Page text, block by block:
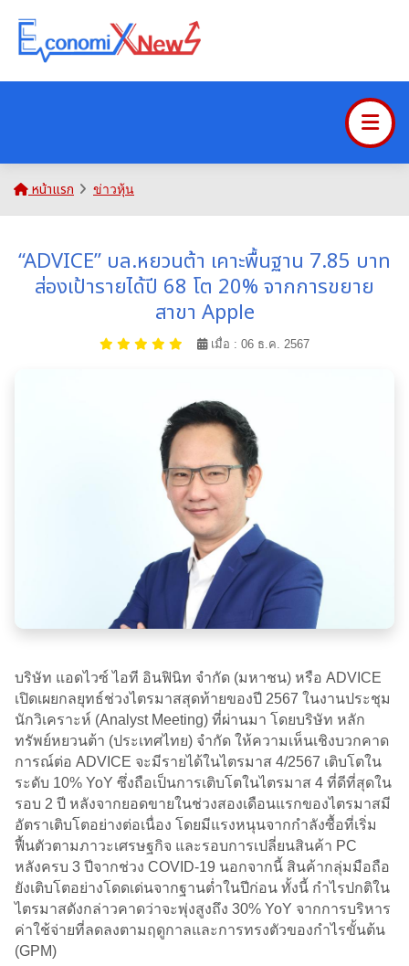
หน้าแรก ข่าวหุ้น
“ADVICE” บล.หยวนต้า เคาะพื้นฐาน 7.85 บาท
ส่องเป้ารายได้ปี 68 โต 20% จากการขยาย
สาขา Apple
เมื่อ : 06 ธ.ค. 2567
บริษัท แอดไวซ์ ไอที อินฟินิท จำกัด (มหาชน) หรือ ADVICE
เปิดเผยกลยุทธ์ช่วงไตรมาสสุดท้ายของปี 2567 ในงานประชุม
นักวิเคราะห์ (Analyst Meeting) ที่ผ่านมา โดยบริษัท หลัก
ทรัพย์หยวนต้า (ประเทศไทย) จำกัด ให้ความเห็นเชิงบวกคาด
การณ์ต่อ ADVICE จะมีรายได้ในไตรมาส 4/2567 เติบโตใน
ระดับ 10% YoY ซึ่งถือเป็นการเติบโตในไตรมาส 4 ที่ดีที่สุดใน
รอบ 2 ปี หลังจากยอดขายในช่วงสองเดือนแรกของไตรมาสมี
อัตราเติบโตอย่างต่อเนื่อง โดยมีแรงหนุนจากกำลังซื้อที่เริ่ม
ฟื้นตัวตามภาวะเศรษฐกิจ และรอบการเปลี่ยนสินค้า PC
หลังครบ 3 ปีจากช่วง COVID-19 นอกจากนี้ สินค้ากลุ่มมือถือ
ยังเติบโตอย่างโดดเด่นจากฐานต่ำในปีก่อน ทั้งนี้ กำไรปกติใน
ไตรมาสดังกล่าวคาดว่าจะพุ่งสูงถึง 30% YoY จากการบริหาร
ค่าใช้จ่ายที่ลดลงตามฤดูกาลและการทรงตัวของกำไรขั้นต้น
(GPM)